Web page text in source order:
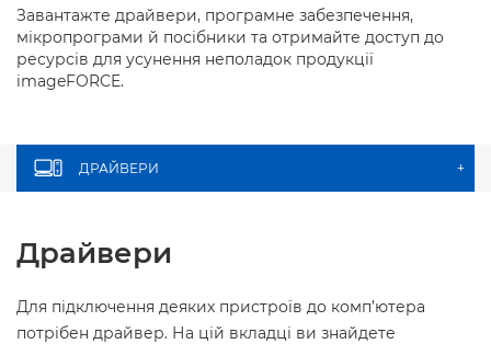
Завантажте драйвери, програмне забезпечення,
мікропрограми й посібники та отримайте доступ до
ресурсів для усунення неполадок продукції
imageFORCE.
ДРАЙВЕРИ +
Драйвери
Для підключення деяких пристроїв до комп’ютера
потрібен драйвер. На цій вкладці ви знайдете